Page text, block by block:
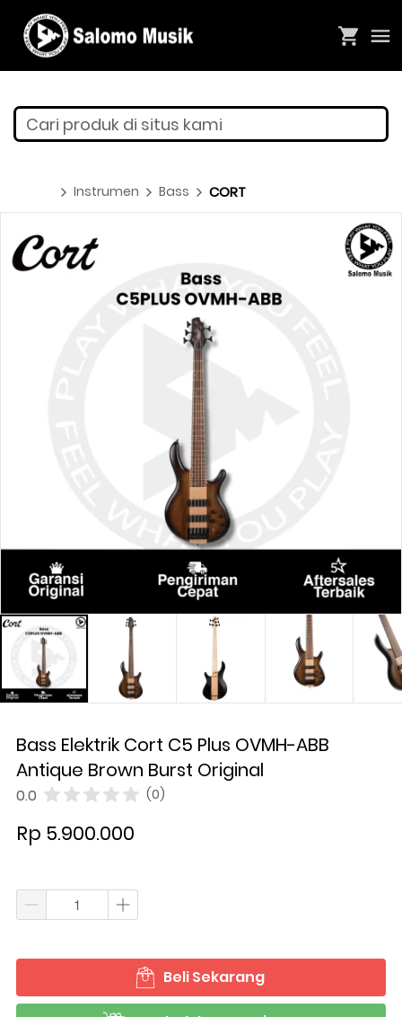
Cari produk di situs kami
Instrumen Bass CORT
Bass Elektrik Cort C5 Plus OVMH-ABB
Antique Brown Burst Original
0.0 (0)
Rp 5.900.000
` Beli Sekarang